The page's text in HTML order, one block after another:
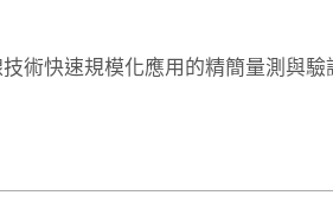
術快速規模化應用的精簡量測與驗